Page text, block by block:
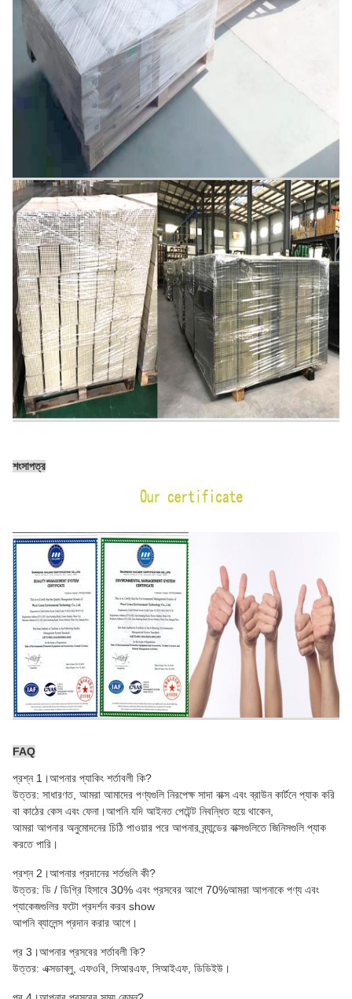
শংসাপত্র
FAQ
প্রশ্ন 1।আপনার প্যাকিং শর্তাবলী কি?
উত্তর: সাধারণত, আমরা আমাদের পণ্যগুলি নিরপেক্ষ সাদা বাক্স এবং ব্রাউন কার্টনে প্যাক করি
বা কাঠের কেস এবং ফেনা ।আপনি যদি আইনত পেটেন্ট নিবন্ধিত হয়ে থাকেন,
আমরা আপনার অনুমোদনের চিঠি পাওয়ার পরে আপনার ব্র্যান্ডের বাক্সগুলিতে জিনিসগুলি প্যাক
করতে পারি।
প্রশ্ন 2।আপনার প্রদানের শর্তগুলি কী?
উত্তর: ডি / ডিগ্রি হিসাবে 30% এবং প্রসবের আগে 70%আমরা আপনাকে পণ্য এবং
প্যাকেজগুলির ফটো প্রদর্শন করব show
আপনি ব্যালেন্স প্রদান করার আগে।
প্র 3।আপনার প্রসবের শর্তাবলী কি?
উত্তর: এক্সডাব্লু, এফওবি, সিআরএফ, সিআইএফ, ডিডিইউ।